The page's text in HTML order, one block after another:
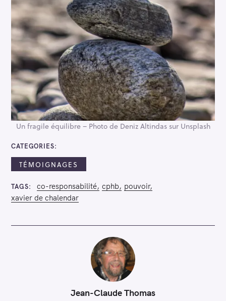
Un fragile équilibre – Photo de Deniz Altindas sur Unsplash
CATEGORIES
TÉMOIGNAGES
TAGS co-responsabilité cphb
pouvoir
xavier de chalendar
Jean-Claude Thomas